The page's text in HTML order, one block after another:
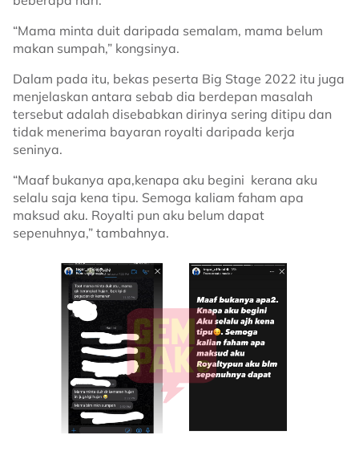
“Mama minta duit daripada semalam, mama belum
makan sumpah,” kongsinya.
Dalam pada itu, bekas peserta Big Stage 2022 itu juga
menjelaskan antara sebab dia berdepan masalah
tersebut adalah disebabkan dirinya sering ditipu dan
tidak menerima bayaran royalti daripada kerja
seninya.
“Maaf bukanya apa,kenapa aku begini kerana aku
selalu saja kena tipu. Semoga kaliam faham apa
maksud aku. Royalti pun aku belum dapat
sepenuhnya,” tambahnya.